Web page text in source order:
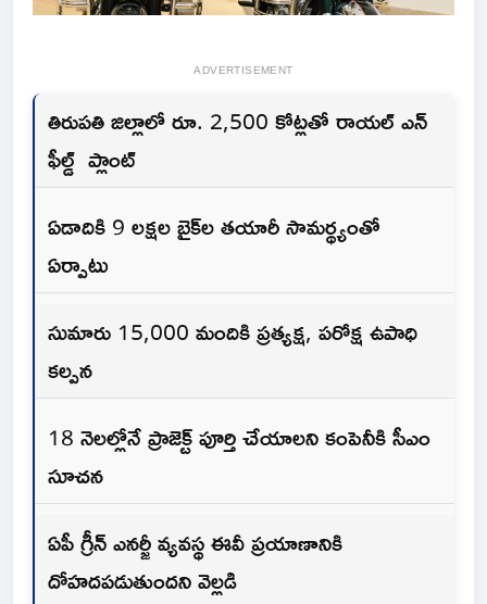
ADVERTISEMENT
తిరుపతి జిల్లాలో రూ. 2,500 కోట్లతో రాయల్ ఎన్
ఫీల్డ్ ప్లాంట్
ఏడాదికి 9 లక్షల బైక్‌ల తయారీ సామర్థ్యంతో
ఏర్పాటు
సుమారు 15,000 మందికి ప్రత్యక్ష, పరోక్ష ఉపాధి
కల్పన
18 నెలల్లోనే ప్రాజెక్ట్ పూర్తి చేయాలని కంపెనీకి సీఎం
సూచన
ఏపీ గ్రీన్ ఎనర్జీ వ్యవస్థ ఈవీ ప్రయాణానికి
దోహదపడుతుందని వెల్లడి